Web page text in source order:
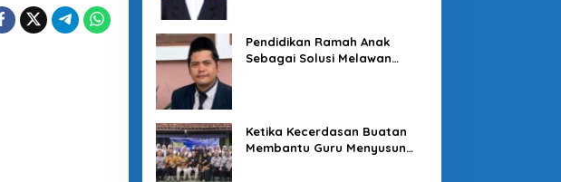
Pendidikan Ramah Anak
Sebagai Solusi Melawan
Ketika Kecerdasan Buatan
Membantu Guru Menyusun